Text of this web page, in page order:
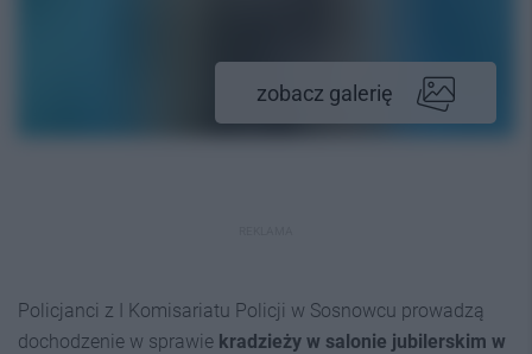
zobacz galerię
Policjanci z I Komisariatu Policji w Sosnowcu prowadzą
dochodzenie w sprawie kradzieży w salonie jubilerskim w